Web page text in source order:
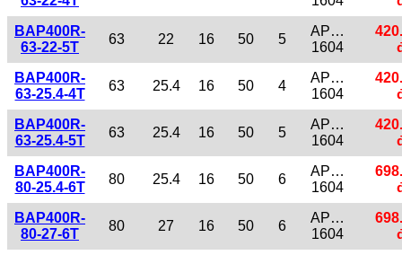
BAP400R-
63-22-5T
63 22 16 50 5
AP…
1604
BAP400R-
63-25.4-4T
63 25.4 16 50 4
AP…
1604
BAP400R-
63-25.4-5T
63 25.4 16 50 5
AP…
1604
BAP400R-
80-25.4-6T
80 25.4 16 50 6
AP…
1604
BAP400R-
80-27-6T
80 27 16 50 6
AP…
1604